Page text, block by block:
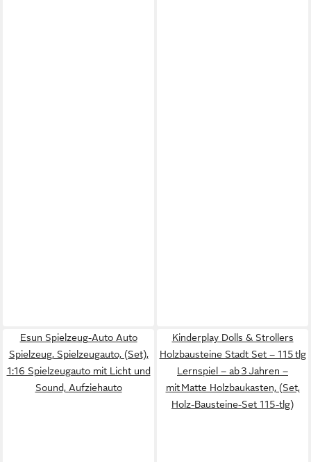
Esun Spielzeug-Auto Auto
Spielzeug, Spielzeugauto, (Set),
1:16 Spielzeugauto mit Licht und
Sound, Aufziehauto
Kinderplay Dolls & Strollers
Holzbausteine Stadt Set – 115 tlg
Lernspiel – ab 3 Jahren –
mit Matte Holzbaukasten, (Set,
Holz-Bausteine-Set 115-tlg)